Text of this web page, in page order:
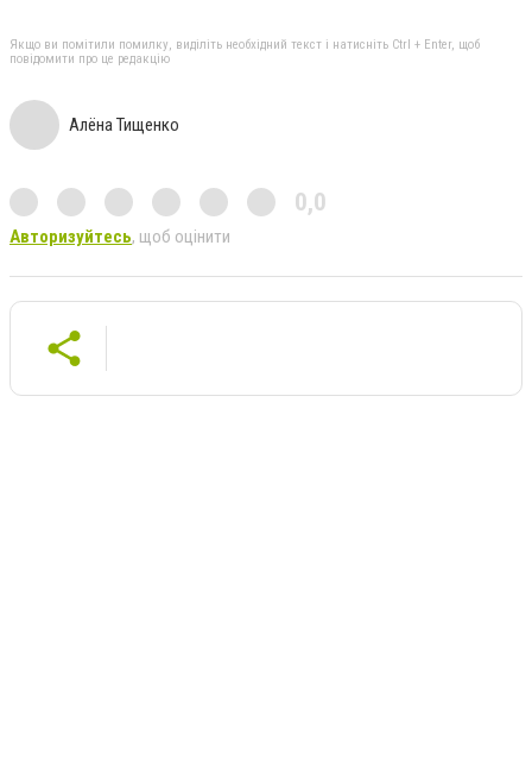
Якщо ви помітили помилку, виділіть необхідний текст і натисніть Ctrl + Enter, щоб
повідомити про це редакцію
Алёна Тищенко
0,0
Авторизуйтесь, щоб оцінити